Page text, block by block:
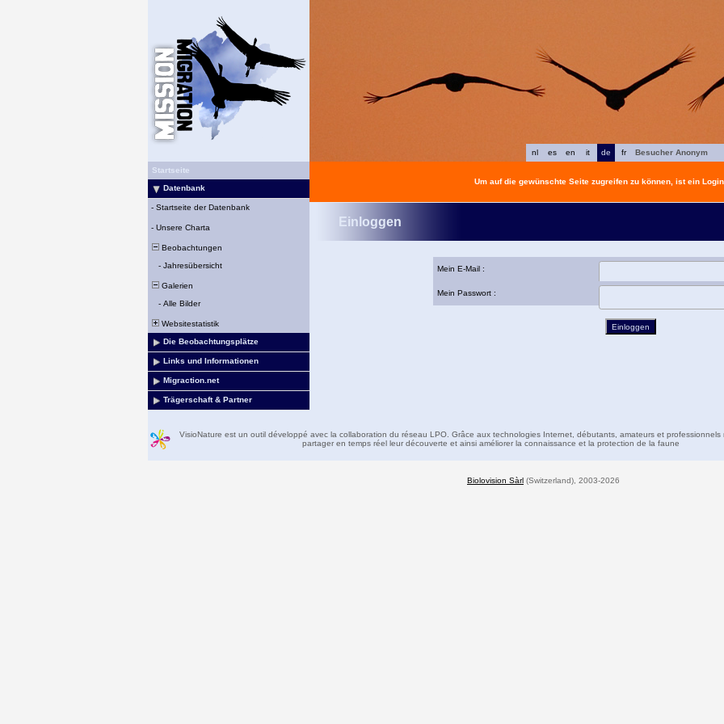
fr
de
it
en
es
nl
Besucher Anonym
Startseite
Datenbank
- Startseite der Datenbank
- Unsere Charta
Beobachtungen
- Jahresübersicht
Galerien
- Alle Bilder
Websitestatistik
Die Beobachtungsplätze
Links und Informationen
Migraction.net
Trägerschaft & Partner
Um auf die gewünschte Seite zugreifen zu können, ist ein
Einloggen
Mein E-Mail :
Mein Passwort :
VisioNature est un outil développé avec la collaboration du réseau LPO. Grâce aux technologies Internet, débutants, amateurs et professionnels
partager en temps réel leur découverte et ainsi améliorer la connaissance et la protection de la faune
Biolovision Sàrl (Switzerland), 2003-2026